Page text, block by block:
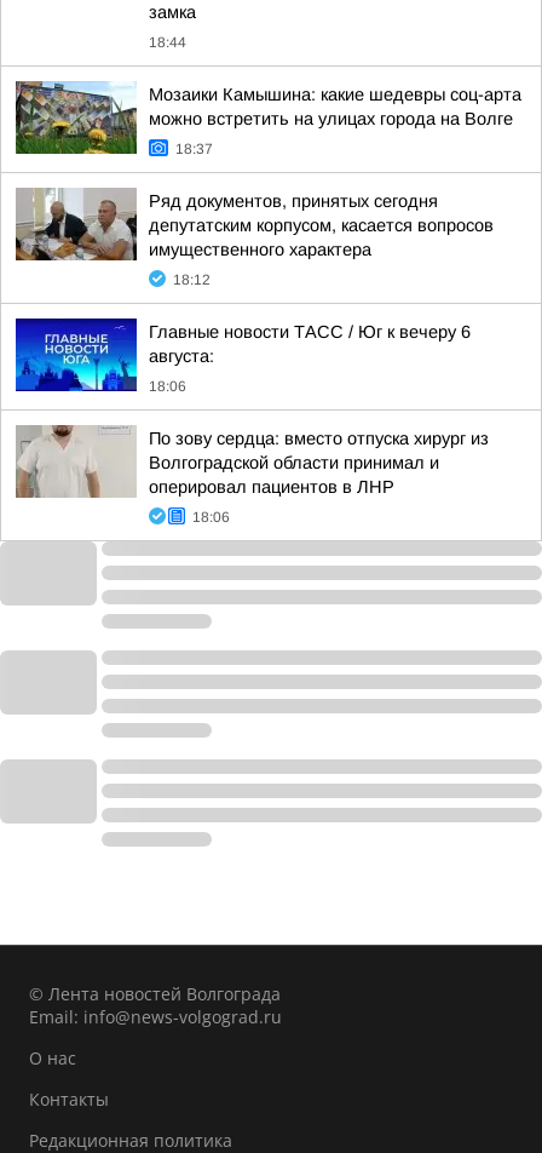
замка
18:44
Мозаики Камышина: какие шедевры соц-арта
можно встретить на улицах города на Волге
18:37
Ряд документов, принятых сегодня
депутатским корпусом, касается вопросов
имущественного характера
18:12
Главные новости ТАСС / Юг к вечеру 6
августа:
18:06
По зову сердца: вместо отпуска хирург из
Волгоградской области принимал и
оперировал пациентов в ЛНР
18:06
© Лента новостей Волгограда
Email: info@news-volgograd.ru
О нас
Контакты
Редакционная политика